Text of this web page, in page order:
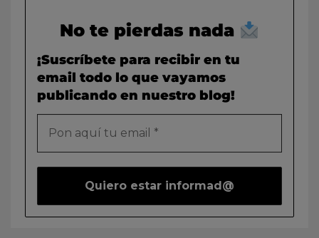
No te pierdas nada
¡Suscríbete para recibir en tu
email todo lo que vayamos
publicando en nuestro blog!